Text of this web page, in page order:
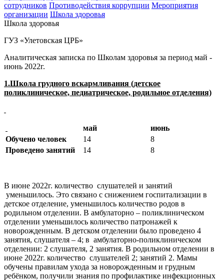
сотрудников Противодействия коррупции Мероприятия
организации Школа здоровья
Школа здоровья
ГУЗ «Улетовская ЦРБ»
Аналитическая записка по Школам здоровья за период май -
июнь 2022г.
1.Школа грудного вскармливания (детское
поликлиническое, педиатрическое, родильное отделения)
май
июнь
Обучено человек
14
8
Проведено занятий
14 8
В июне 2022г. количество слушателей и занятий
уменьшилось. Это связано с снижением госпитализации в
детское отделение, уменьшилось количество родов в
родильном отделении. В амбулаторно – поликлиническом
отделении уменьшилось количество патронажей к
новорожденным. В детском отделении было проведено 4
занятия, слушателя – 4; в амбулаторно-поликлиническом
отделении: 2 слушателя, 2 занятия. В родильном отделении в
июне 2022г. количество слушателей 2; занятий 2. Мамы
обучены правилам ухода за новорожденным и грудным
ребёнком, получили знания по профилактике инфекционных